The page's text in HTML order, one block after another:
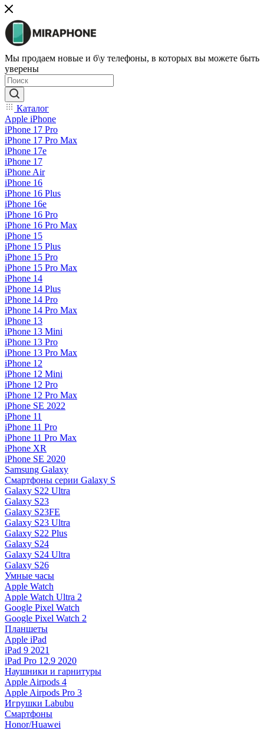
Мы продаем новые и б\у телефоны, в которых вы можете быть
уверены
Каталог
Apple iPhone
iPhone 17 Pro
iPhone 17 Pro Max
iPhone 17e
iPhone 17
iPhone Air
iPhone 16
iPhone 16 Plus
iPhone 16e
iPhone 16 Pro
iPhone 16 Pro Max
iPhone 15
iPhone 15 Plus
iPhone 15 Pro
iPhone 15 Pro Max
iPhone 14
iPhone 14 Plus
iPhone 14 Pro
iPhone 14 Pro Max
iPhone 13
iPhone 13 Mini
iPhone 13 Pro
iPhone 13 Pro Max
iPhone 12
iPhone 12 Mini
iPhone 12 Pro
iPhone 12 Pro Max
iPhone SE 2022
iPhone 11
iPhone 11 Pro
iPhone 11 Pro Max
iPhone XR
iPhone SE 2020
Samsung Galaxy
Смартфоны серии Galaxy S
Galaxy S22 Ultra
Galaxy S23
Galaxy S23FE
Galaxy S23 Ultra
Galaxy S22 Plus
Galaxy S24
Galaxy S24 Ultra
Galaxy S26
Умные часы
Apple Watch
Apple Watch Ultra 2
Google Pixel Watch
Google Pixel Watch 2
Планшеты
Apple iPad
iPad 9 2021
iPad Pro 12.9 2020
Наушники и гарнитуры
Apple Airpods 4
Apple Airpods Pro 3
Игрушки Labubu
Смартфоны
Honor/Huawei